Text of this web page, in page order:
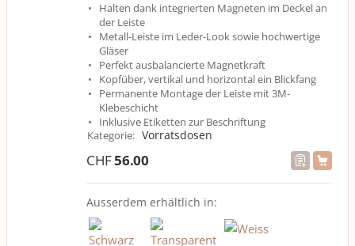
Halten dank integrierten Magneten im Deckel an
der Leiste
Metall-Leiste im Leder-Look sowie hochwertige
Gläser
Perfekt ausbalancierte Magnetkraft
Kopfüber, vertikal und horizontal ein Blickfang
Permanente Montage der Leiste mit 3M-
Klebeschicht
Inklusive Etiketten zur Beschriftung
Kategorie: Vorratsdosen
CHF56.00
Ausserdem erhältlich in: